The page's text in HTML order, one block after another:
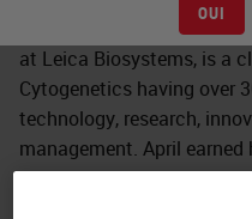
OUI
April Schrank‐Hacker,
at Leica Biosystems, is a
Cytogenetics having over
technology, research,
management. April
Sciences with a